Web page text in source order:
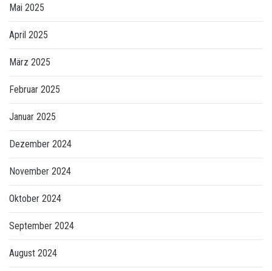
Mai 2025
April 2025
März 2025
Februar 2025
Januar 2025
Dezember 2024
November 2024
Oktober 2024
September 2024
August 2024